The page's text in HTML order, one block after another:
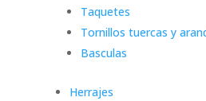
Taquetes
Tornillos tuercas y
Basculas
Herrajes